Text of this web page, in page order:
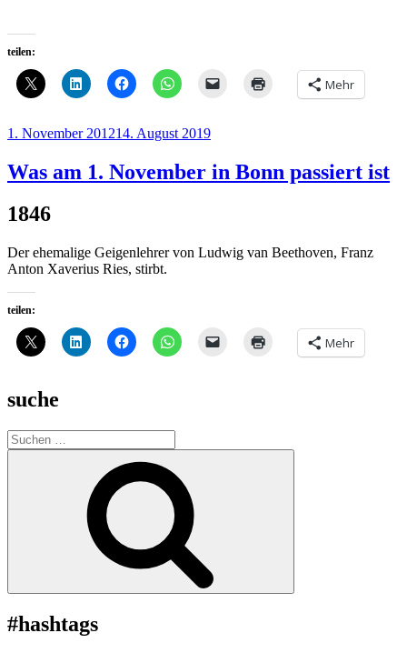
teilen:
Mehr
Veröffentlicht
1. November 201214. August 2019
Was am 1. November in Bonn passiert ist
1846
Der ehemalige Geigenlehrer von Ludwig van Beethoven, Franz
Anton Xaverius Ries, stirbt.
teilen:
Mehr
suche
Suche
nach:
#hashtags